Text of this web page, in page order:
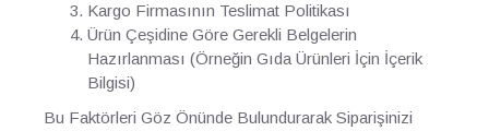
Kargo Firmasının Teslimat Politikası
Ürün Çeşidine Göre Gerekli Belgelerin
Hazırlanması (Örneğin Gıda Ürünleri İçin İçerik
Bilgisi)
Bu Faktörleri Göz Önünde Bulundurarak Siparişinizi